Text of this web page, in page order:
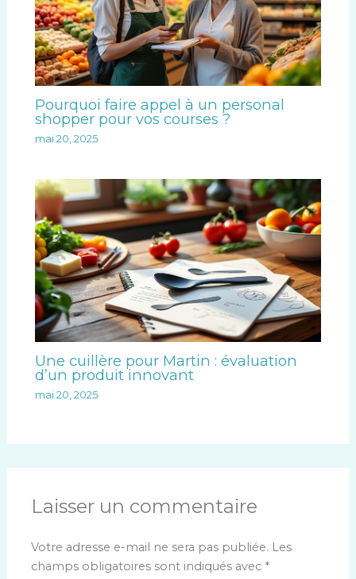
Pourquoi faire appel à un personal
shopper pour vos courses ?
mai 20, 2025
Une cuillère pour Martin : évaluation
d’un produit innovant
mai 20, 2025
Laisser un commentaire
Votre adresse e-mail ne sera pas publiée. Les
champs obligatoires sont indiqués avec *